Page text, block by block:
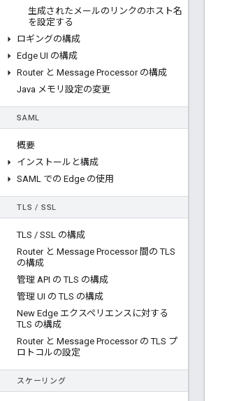
生成されたメールのリンクのホスト名
を設定する
ロギングの構成
Edge UI の構成
Router と Message Processor の構成
Java メモリ設定の変更
SAML
概要
インストールと構成
SAML での Edge の使用
TLS/ SSL
TLS / SSL の構成
Router と Message Processor 間の TLS
の構成
管理 API の TLS の構成
管理 UI の TLS の構成
New Edge エクスペリエンスに対する
TLS の構成
Router と Message Processor の TLS プ
ロトコルの設定
スケーリング